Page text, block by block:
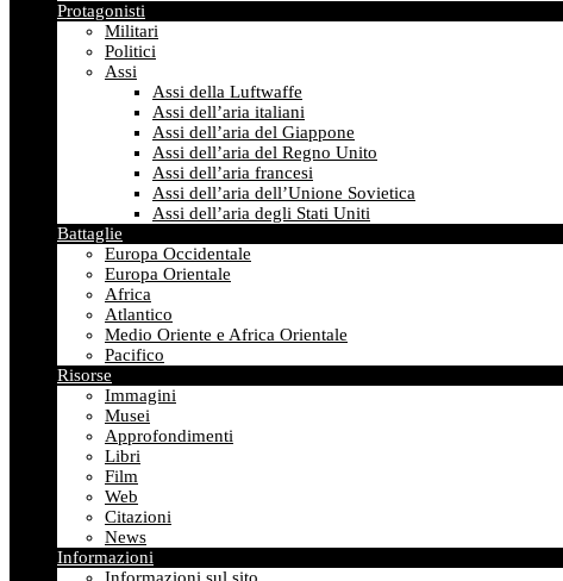
Protagonisti
Militari
Politici
Assi
Assi della Luftwaffe
Assi dell’aria italiani
Assi dell’aria del Giappone
Assi dell’aria del Regno Unito
Assi dell’aria francesi
Assi dell’aria dell’Unione Sovietica
Assi dell’aria degli Stati Uniti
Battaglie
Europa Occidentale
Europa Orientale
Africa
Atlantico
Medio Oriente e Africa Orientale
Pacifico
Risorse
Immagini
Musei
Approfondimenti
Libri
Film
Web
Citazioni
News
Informazioni